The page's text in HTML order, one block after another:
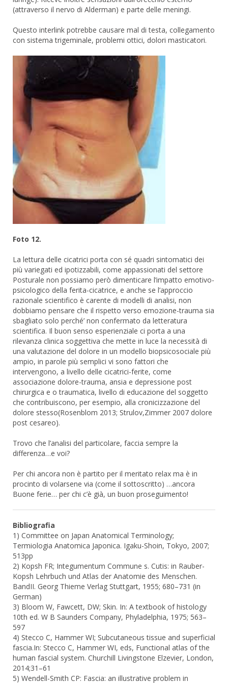
(attraverso il nervo di Alderman) e parte delle meningi.
Questo interlink potrebbe causare mal di testa, collegamento
con sistema trigeminale, problemi ottici, dolori masticatori.
Foto 12.
La lettura delle cicatrici porta con sé quadri sintomatici dei
più variegati ed ipotizzabili, come appassionati del settore
Posturale non possiamo però dimenticare l’impatto emotivo-
psicologico della ferita-cicatrice, e anche se l’approccio
razionale scientifico è carente di modelli di analisi, non
dobbiamo pensare che il rispetto verso emozione-trauma sia
sbagliato solo perché’ non confermato da letteratura
scientifica. Il buon senso esperienziale ci porta a una
rilevanza clinica soggettiva che mette in luce la necessità di
una valutazione del dolore in un modello biopsicosociale più
ampio, in parole più semplici vi sono fattori che
intervengono, a livello delle cicatrici-ferite, come
associazione dolore-trauma, ansia e depressione post
chirurgica e o traumatica, livello di educazione del soggetto
che contribuiscono, per esempio, alla cronicizzazione del
dolore stesso(Rosenblom 2013; Strulov,Zimmer 2007 dolore
post cesareo).
Trovo che l’analisi del particolare, faccia sempre la
differenza…e voi?
Per chi ancora non è partito per il meritato relax ma è in
procinto di volarsene via (come il sottoscritto) …ancora
Buone ferie… per chi c’è già, un buon proseguimento!
Bibliografia
1) Committee on Japan Anatomical Terminology;
Termiologia Anatomica Japonica. Igaku-Shoin, Tokyo, 2007;
513pp
2) Kopsh FR; Integumentum Commune s. Cutis: in Rauber-
Kopsh Lehrbuch und Atlas der Anatomie des Menschen.
BandII. Georg Thieme Verlag Stuttgart, 1955; 680–731 (in
German)
3) Bloom W, Fawcett, DW; Skin. In: A textbook of histology
10th ed. W B Saunders Company, Phyladelphia, 1975; 563–
597
4) Stecco C, Hammer WI; Subcutaneous tissue and superficial
fascia.In: Stecco C, Hammer WI, eds, Functional atlas of the
human fascial system. Churchill Livingstone Elzevier, London,
2014;31–61
5) Wendell-Smith CP: Fascia: an illustrative problem in